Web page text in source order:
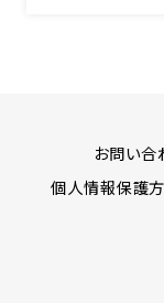
お問い合
個人情報保護